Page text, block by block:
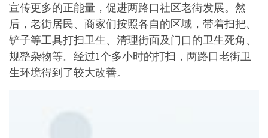
宣传更多的正能量，促进两路口社区老街发展。然
后，老街居民、商家们按照各自的区域，带着扫把、
铲子等工具打扫卫生、清理街面及门口的卫生死角、
规整杂物等。经过1个多小时的打扫，两路口老街卫
生环境得到了较大改善。